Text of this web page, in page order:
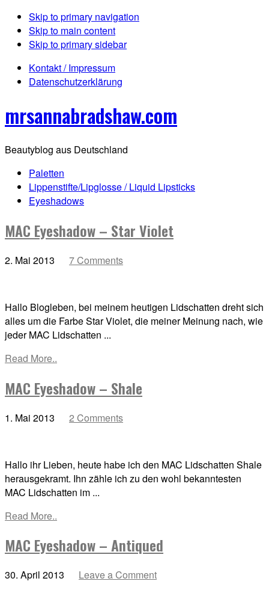
Skip to primary navigation
Skip to main content
Skip to primary sidebar
Kontakt / Impressum
Datenschutzerklärung
mrsannabradshaw.com
Beautyblog aus Deutschland
Paletten
Lippenstifte/Lipglosse / Liquid Lipsticks
Eyeshadows
MAC Eyeshadow – Star Violet
2. Mai 2013 7 Comments
Hallo Blogleben, bei meinem heutigen Lidschatten dreht sich
alles um die Farbe Star Violet, die meiner Meinung nach, wie
jeder MAC Lidschatten ...
Read More..
MAC Eyeshadow – Shale
1. Mai 2013 2 Comments
Hallo ihr Lieben, heute habe ich den MAC Lidschatten Shale
herausgekramt. Ihn zähle ich zu den wohl bekanntesten
MAC Lidschatten im ...
Read More..
MAC Eyeshadow – Antiqued
30. April 2013 Leave a Comment